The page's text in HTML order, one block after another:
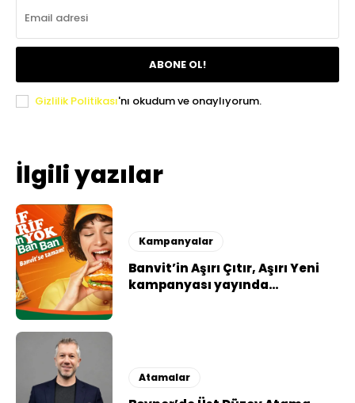
ABONE OL!
Gizlilik Politikası'nı okudum ve onaylıyorum.
İlgili yazılar
Kampanyalar
Banvit’in Aşırı Çıtır, Aşırı Yeni
kampanyası yayında…
Atamalar